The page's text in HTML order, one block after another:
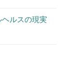
ルスの現実